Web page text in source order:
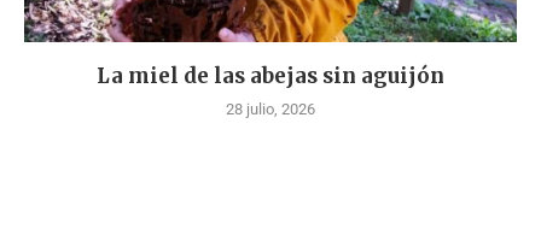
La miel de las abejas sin aguijón
28 julio, 2026